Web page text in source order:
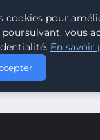
CARBONE
CARBONE :
cookies pour
vous
En savoir